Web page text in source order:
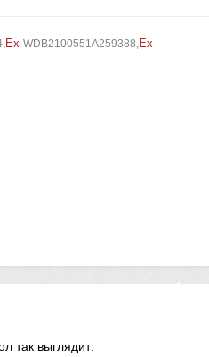
,Ex-WDB2100551A259388,Ex-
так выглядит: